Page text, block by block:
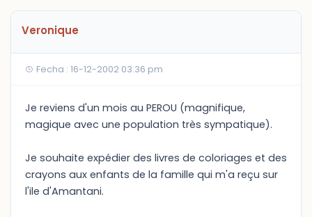
Veronique
Fecha : 16-12-2002 03:36 pm
Je reviens d'un mois au PEROU (magnifique,
magique avec une population très sympatique).
Je souhaite expédier des livres de coloriages et des
crayons aux enfants de la famille qui m'a reçu sur
l'ile d'Amantani.